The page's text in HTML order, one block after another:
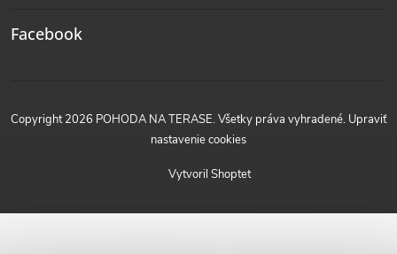
Facebook
Vytvoril Shoptet
Copyright 2026 POHODA NA TERASE. Všetky práva vyhradené. Upraviť
nastavenie cookies